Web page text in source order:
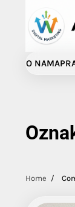
content
O NAMA
Home